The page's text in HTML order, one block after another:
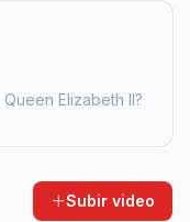
Queen Elizabeth II?
Subir video